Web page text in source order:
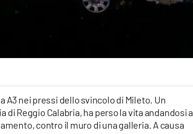
nei pressi dello svincolo di Mileto. Un
di Reggio Calabria, ha perso la vita andandosi a
contro il muro di una galleria. A causa